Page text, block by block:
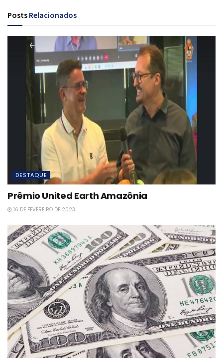
Posts Relacionados
DESTAQUE
Prêmio United Earth Amazônia
16 DE FEVEREIRO DE 2023